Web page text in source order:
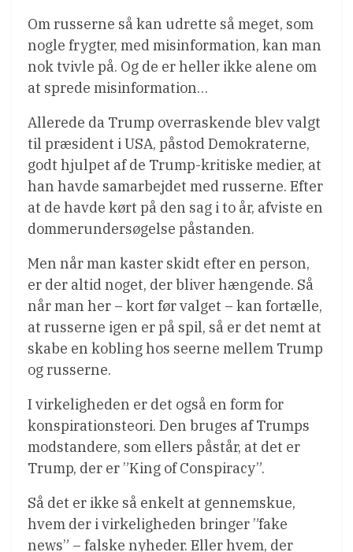
Om russerne så kan udrette så meget, som
nogle frygter, med misinformation, kan man
nok tvivle på. Og de er heller ikke alene om
at sprede misinformation…
Allerede da Trump overraskende blev valgt
til præsident i USA, påstod Demokraterne,
godt hjulpet af de Trump-kritiske medier, at
han havde samarbejdet med russerne. Efter
at de havde kørt på den sag i to år, afviste en
dommerundersøgelse påstanden.
Men når man kaster skidt efter en person,
er der altid noget, der bliver hængende. Så
når man her – kort før valget – kan fortælle,
at russerne igen er på spil, så er det nemt at
skabe en kobling hos seerne mellem Trump
og russerne.
I virkeligheden er det også en form for
konspirationsteori. Den bruges af Trumps
modstandere, som ellers påstår, at det er
Trump, der er ”King of Conspiracy”.
Så det er ikke så enkelt at gennemskue,
hvem der i virkeligheden bringer ”fake
news” – falske nyheder. Eller hvem, der